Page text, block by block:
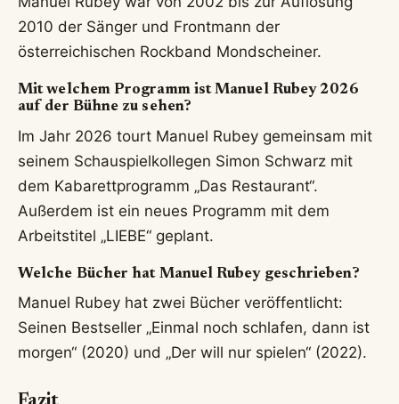
Programm
Schwarz, 2024-
2026)
Familienstand
Stefanie Nolz (seit
2019), zwei Töchter
WEB.DE
Häufig gestellte Fragen zu Manuel Rubey
Wodurch wurde Manuel Rubey bekannt?
Manuel Rubey erlangte 2008 große Bekanntheit
durch seine Hauptrolle als Falco in der
Filmbiografie „Falco – Verdammt, wir leben noch!“.
Zuvor war er bereits als Sänger der Band
Mondscheiner erfolgreich.
Ist Manuel Rubey verheiratet?
Ja, Manuel Rubey ist seit 2019 mit der Architektin